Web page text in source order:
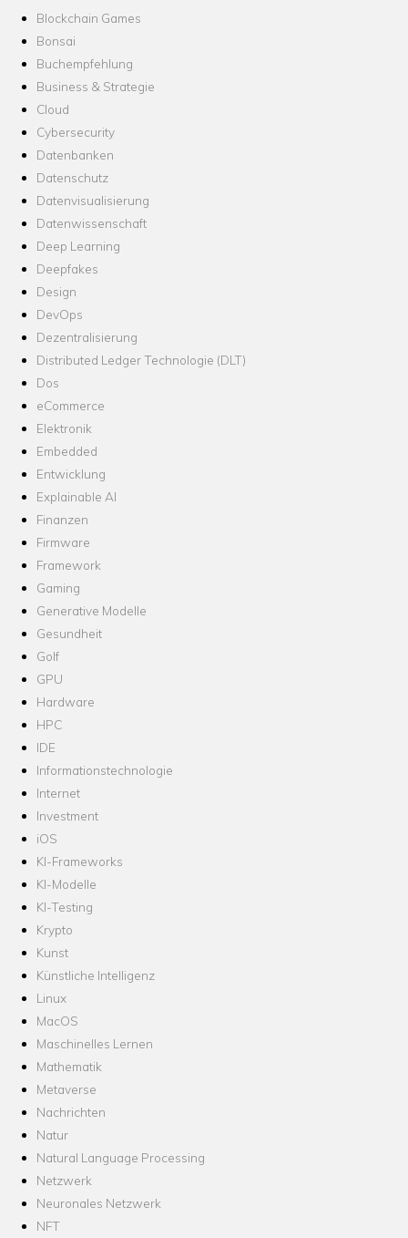
Blockchain Games
Bonsai
Buchempfehlung
Business & Strategie
Cloud
Cybersecurity
Datenbanken
Datenschutz
Datenvisualisierung
Datenwissenschaft
Deep Learning
Deepfakes
Design
DevOps
Dezentralisierung
Distributed Ledger Technologie (DLT)
Dos
eCommerce
Elektronik
Embedded
Entwicklung
Explainable AI
Finanzen
Firmware
Framework
Gaming
Generative Modelle
Gesundheit
Golf
GPU
Hardware
HPC
IDE
Informationstechnologie
Internet
Investment
iOS
KI-Frameworks
KI-Modelle
KI-Testing
Krypto
Kunst
Künstliche Intelligenz
Linux
MacOS
Maschinelles Lernen
Mathematik
Metaverse
Nachrichten
Natur
Natural Language Processing
Netzwerk
Neuronales Netzwerk
NFT